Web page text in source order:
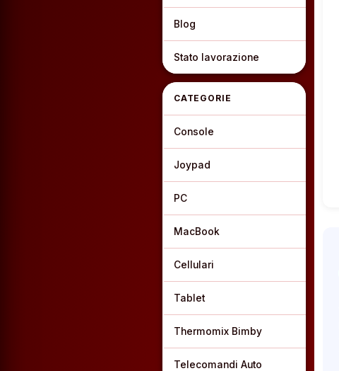
Blog
Stato lavorazione
CATEGORIE
Console
Joypad
PC
MacBook
Cellulari
Tablet
Thermomix Bimby
Telecomandi Auto